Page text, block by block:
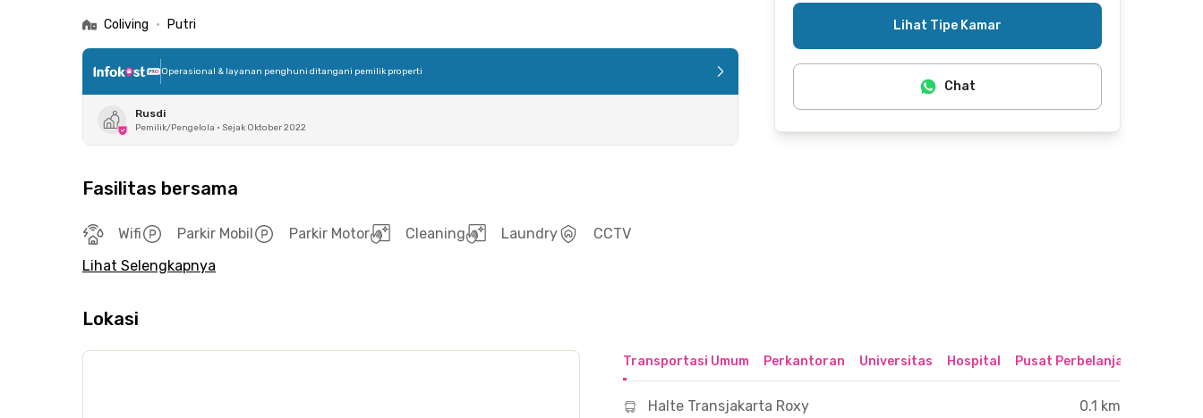
Coliving • Putri
Operasional & layanan penghuni ditangani pemilik properti
Rusdi
Pemilik/Pengelola • Sejak Oktober 2022
Fasilitas bersama
Wifi Parkir Mobil Parkir Motor Cleaning Laundry
CCTV
Lihat Selengkapnya
Lihat Tipe Kamar
Chat
Lokasi
Transportasi Umum Perkantoran Universitas Hospital Pusat Perbelanjaan &
Halte Transjakarta Roxy
0.1 km